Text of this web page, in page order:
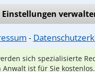
Einstellungen
⁃
sich spezialisierte
ist für Sie kostenlos.